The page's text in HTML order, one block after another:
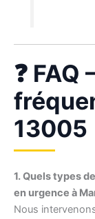
❓
13005
1. Quels types
en urgence à
Nous